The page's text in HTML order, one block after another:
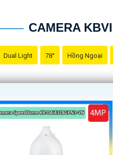
nên tham khảo và so
CAMERA
Dual Light 78° Hồng Ngoại